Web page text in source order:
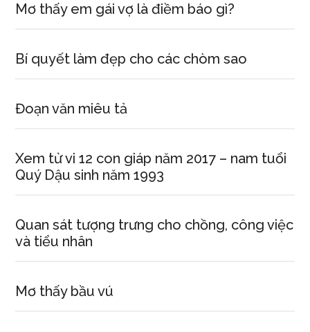
Mơ thấy em gái vợ là điềm báo gì?
Bí quyết làm đẹp cho các chòm sao
Đoạn văn miêu tả
Xem tử vi 12 con giáp năm 2017 – nam tuổi
Quý Dậu sinh năm 1993
Quan sát tượng trưng cho chồng, công việc
và tiểu nhân
Mơ thấy bầu vú